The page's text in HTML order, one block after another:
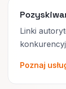
Linki
Poznaj